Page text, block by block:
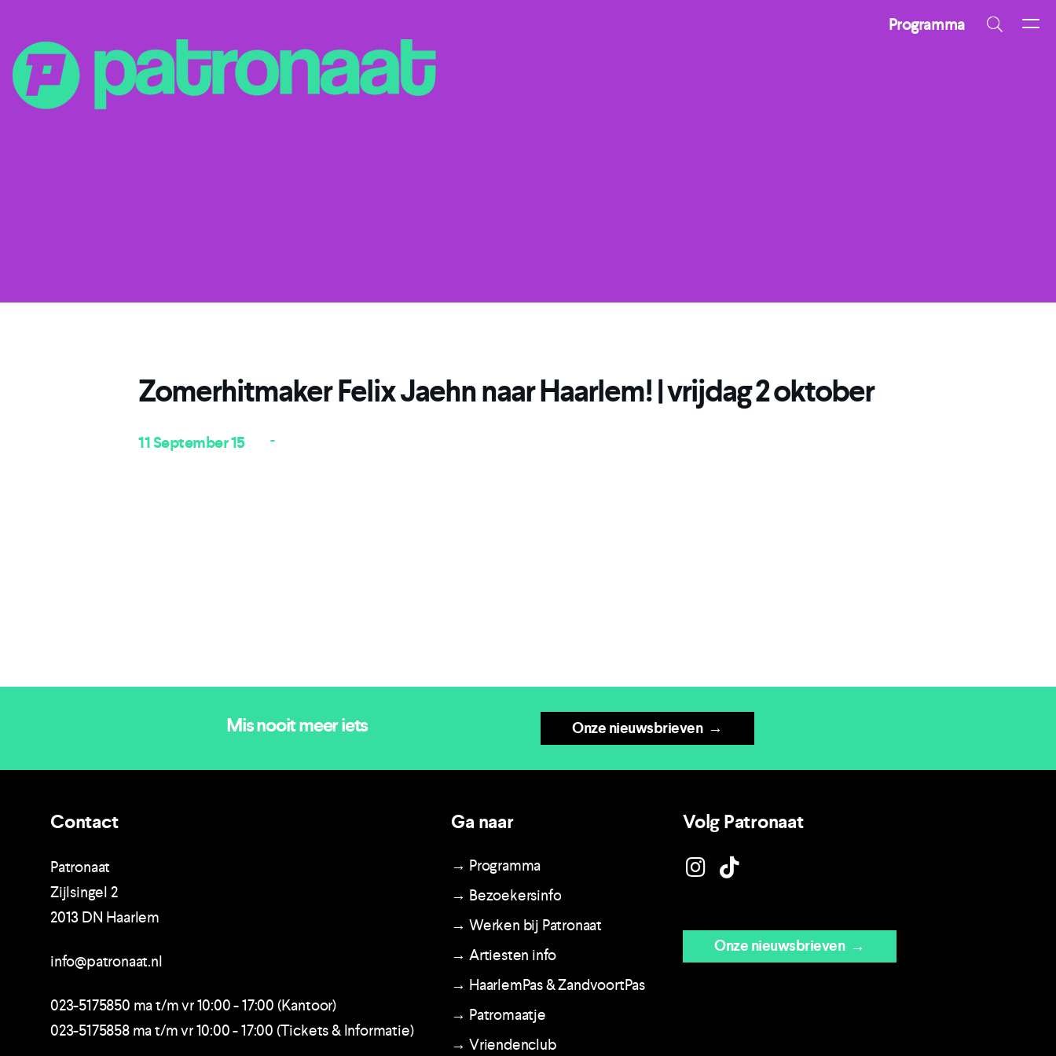
Programma
Zomerhitmaker Felix Jaehn naar Haarlem! | vrijdag 2 oktober
11 September 15 -
Mis nooit meer iets Onze nieuwsbrieven→
Contact
Patronaat
Zijlsingel 2
2013 DN Haarlem
info@patronaat.nl
023-5175850 ma t/m vr 10:00 - 17:00 (Kantoor)
023-5175858 ma t/m vr 10:00 - 17:00 (Tickets & Informatie)
Ga naar
→ Programma
→ Bezoekersinfo
→ Werken bij Patronaat
→ Artiesten info
→ HaarlemPas & ZandvoortPas
→ Patromaatje
→ Vriendenclub
Volg Patronaat
Onze nieuwsbrieven→